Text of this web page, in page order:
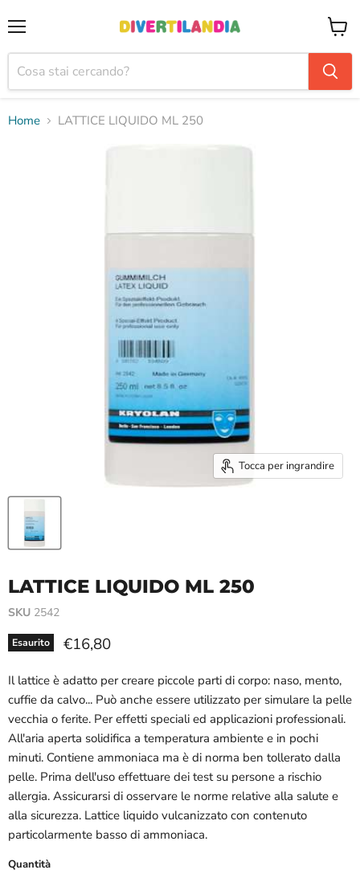
il
Home LATTICE LIQUIDO ML 250
Tocca per ingrandire
LATTICE LIQUIDO ML 250
SKU 2542
Esaurito Prezzo attuale
€16,80
Il lattice è adatto per creare piccole parti di corpo: naso, mento,
cuffie da calvo... Può anche essere utilizzato per simulare la pelle
vecchia o ferite. Per effetti speciali ed applicazioni professionali.
All'aria aperta solidifica a temperatura ambiente e in pochi
minuti. Contiene ammoniaca ma è di norma ben tollerato dalla
pelle. Prima dell'uso effettuare dei test su persone a rischio
allergia. Assicurarsi di osservare le norme relative alla salute e
alla sicurezza. Lattice liquido vulcanizzato con contenuto
particolarmente basso di ammoniaca.
Quantità